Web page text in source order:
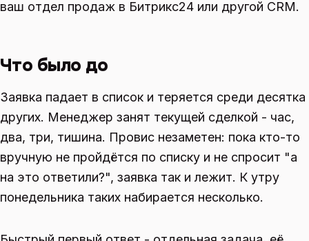
ваш отдел продаж в Битрикс24 или другой CRM.
Что было до
Заявка падает в список и теряется среди десятка
других. Менеджер занят текущей сделкой - час,
два, три, тишина. Провис незаметен: пока кто-то
вручную не пройдётся по списку и не спросит "а
на это ответили?", заявка так и лежит. К утру
понедельника таких набирается несколько.